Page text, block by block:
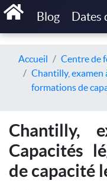
Blog Dates
Accueil
Centre de
Chantilly, examen
formations de
Chantilly,
Capacités
de capacité